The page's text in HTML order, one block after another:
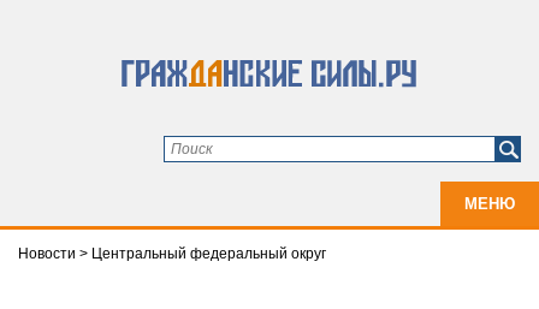
МЕНЮ
Новости > Центральный федеральный округ